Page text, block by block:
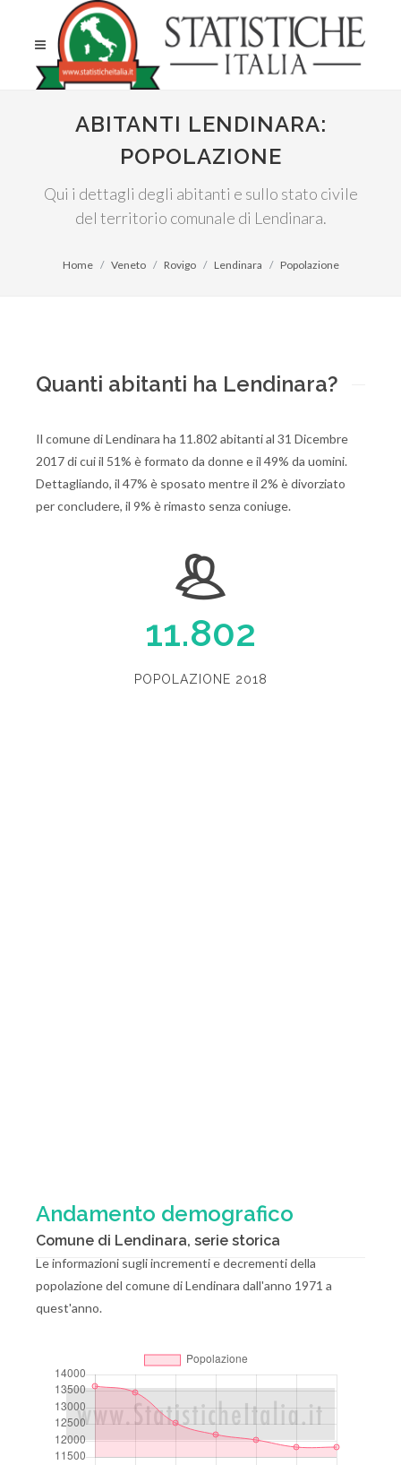
ABITANTI LENDINARA:
POPOLAZIONE
Qui i dettagli degli abitanti e sullo stato civile
del territorio comunale di Lendinara.
Home Veneto Rovigo Lendinara Popolazione
Quanti abitanti ha Lendinara?
Il comune di Lendinara ha 11.802 abitanti al 31 Dicembre
2017 di cui il 51% è formato da donne e il 49% da uomini.
Dettagliando, il 47% è sposato mentre il 2% è divorziato
per concludere, il 9% è rimasto senza coniuge.
11.802
POPOLAZIONE 2018
Andamento demografico
Comune di Lendinara, serie storica
Le informazioni sugli incrementi e decrementi della
popolazione del comune di Lendinara dall'anno 1971 a
quest'anno.